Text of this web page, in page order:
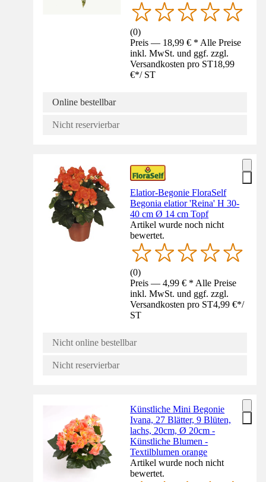
(0)
Preis — 18,99 € * Alle Preise
inkl. MwSt. und ggf. zzgl.
Versandkosten pro ST18,99
€*/ ST
Online bestellbar
Nicht reservierbar
Elatior-Begonie FloraSelf
Begonia elatior 'Reina' H 30-
40 cm Ø 14 cm Topf
Artikel wurde noch nicht
bewertet.
(0)
Preis — 4,99 € * Alle Preise
inkl. MwSt. und ggf. zzgl.
Versandkosten pro ST4,99 €*/
ST
Nicht online bestellbar
Nicht reservierbar
Künstliche Mini Begonie
Ivana, 27 Blätter, 9 Blüten,
lachs, 20cm, Ø 20cm -
Künstliche Blumen -
Textilblumen orange
Artikel wurde noch nicht
bewertet.